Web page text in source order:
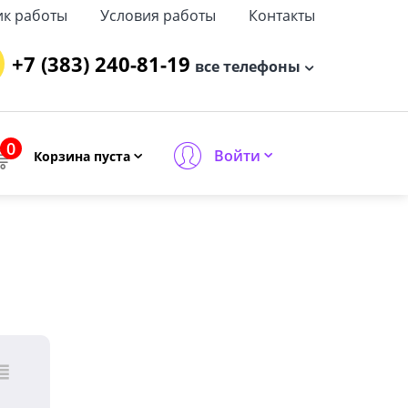
работы Условия работы Контакты
+7 (383) 240-81-19 все телефоны
0 Корзина пуста Войти